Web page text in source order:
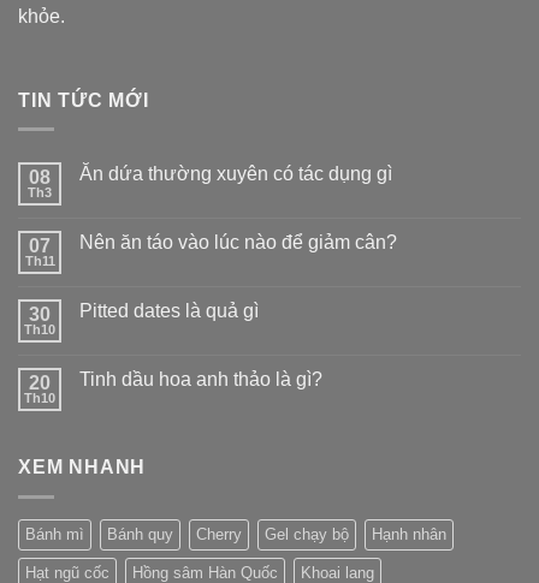
khỏe.
TIN TỨC MỚI
08
Th3
Ăn dứa thường xuyên có tác dụng gì
07
Th11
Nên ăn táo vào lúc nào để giảm cân?
30
Th10
Pitted dates là quả gì
20
Th10
Tinh dầu hoa anh thảo là gì?
XEM NHANH
Bánh mì Bánh quy Cherry Gel chạy bộ Hạnh nhân
Hạt ngũ cốc Hồng sâm Hàn Quốc Khoai lang